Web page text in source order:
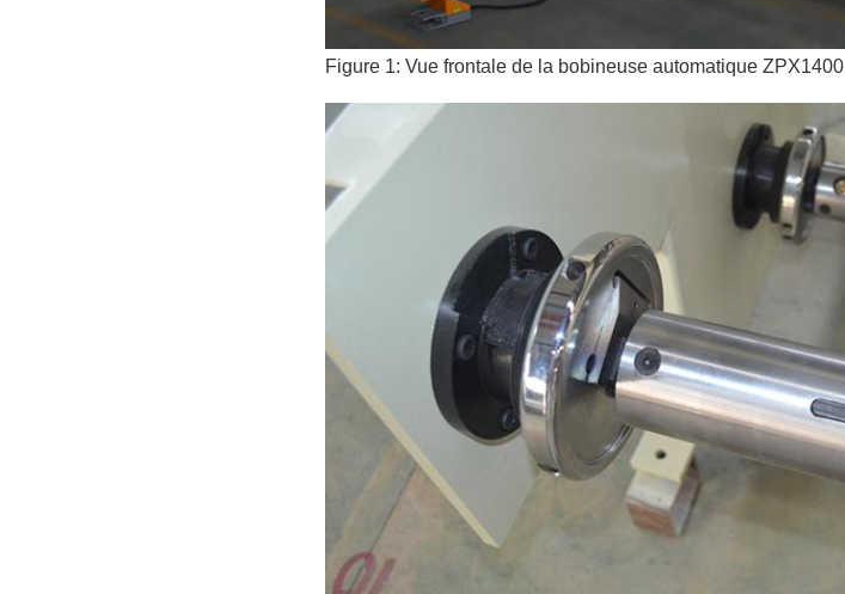
Figure 1: Vue frontale de la bobineuse automatique ZPX1400